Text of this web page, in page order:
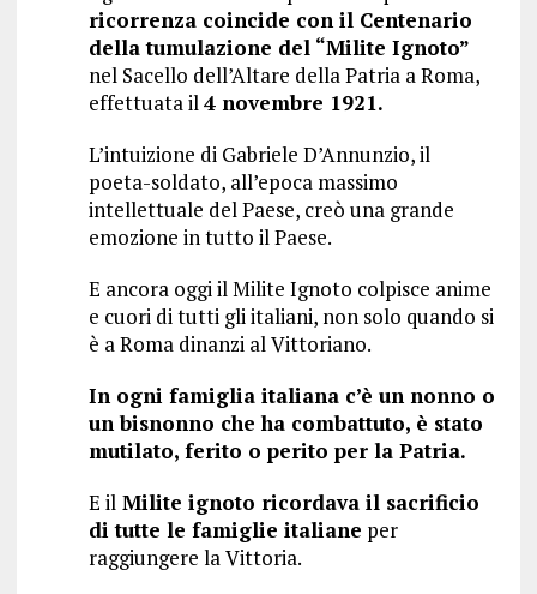
ricorrenza coincide con il Centenario
della tumulazione del “Milite Ignoto”
nel Sacello dell’Altare della Patria a Roma,
effettuata il4 novembre 1921.
L’intuizione di Gabriele D’Annunzio, il
poeta-soldato, all’epoca massimo
intellettuale del Paese, creò una grande
emozione in tutto il Paese.
E ancora oggi il Milite Ignoto colpisce anime
e cuori di tutti gli italiani, non solo quando si
è a Roma dinanzi al Vittoriano.
In ogni famiglia italiana c’è un nonno o
un bisnonno che ha combattuto, è stato
mutilato, ferito o perito per la Patria.
E ilMilite ignoto ricordava il sacrificio
di tutte le famiglie italiane per
raggiungere la Vittoria.